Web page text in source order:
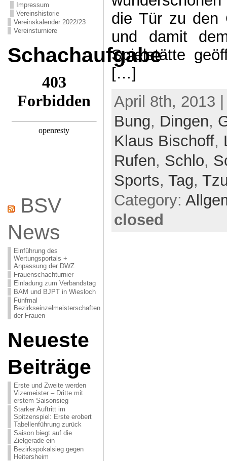
Impressum
Vereinshistorie
Vereinskalender 2022/23
Vereinsturniere
Schachaufgabe
BSV
News
Einführung des
Wertungsportals +
Anpassung der DWZ
Frauenschachturnier
Einladung zum Verbandstag
BAM und BJPT in Wiesloch
Fünfmal
Bezirkseinzelmeisterschaften
der Frauen
Neueste
Beiträge
Erste und Zweite werden
Vizemeister – Dritte mit
erstem Saisonsieg
Starker Auftritt im
Spitzenspiel: Erste erobert
Tabellenführung zurück
Saison biegt auf die
Zielgerade ein
Bezirkspokalsieg gegen
Heitersheim
die Tür zu den
und damit
Spielstätte
[…]
April 8th, 2013
Bung, Dingen,
Klaus Bischoff,
Rufen, Schlo,
Sports, Tag,
Category:
closed